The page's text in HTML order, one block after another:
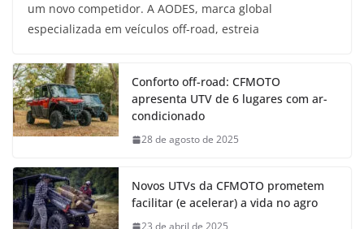
um novo competidor. A AODES, marca global
especializada em veículos off-road, estreia
Conforto off-road: CFMOTO
apresenta UTV de 6 lugares com ar-
condicionado
28 de agosto de 2025
Novos UTVs da CFMOTO prometem
facilitar (e acelerar) a vida no agro